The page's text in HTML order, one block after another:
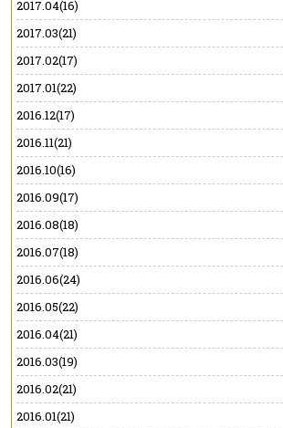
2017.04(16)
2017.03(21)
2017.02(17)
2017.01(22)
2016.12(17)
2016.11(21)
2016.10(16)
2016.09(17)
2016.08(18)
2016.07(18)
2016.06(24)
2016.05(22)
2016.04(21)
2016.03(19)
2016.02(21)
2016.01(21)